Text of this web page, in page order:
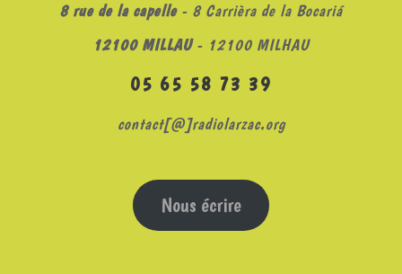
8 rue de la capelle- 8 Carrièra de la Bocariá
12100 MILLAU- 12100 MILHAU
05 65 58 73 39
contact[@]radiolarzac.org
Nous écrire